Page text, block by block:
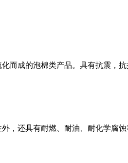
而成的泡棉类产品。具有抗震，
，还具有耐燃、耐油、耐化学腐